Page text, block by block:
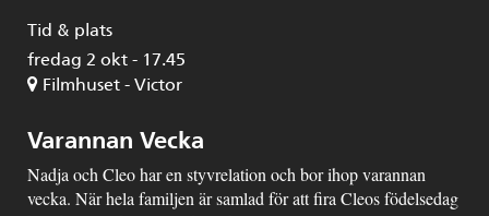
Tid & plats
fredag 2 okt - 17.45
Filmhuset - Victor
Varannan Vecka
Nadja och Cleo har en styvrelation och bor ihop varannan
vecka. När hela familjen är samlad för att fira Cleos födelsedag